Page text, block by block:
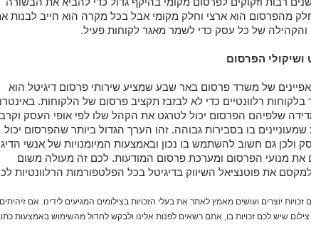
מהפרסום הוא ארצי וחלק מקומי אבל בכל מקרה הוא חייב לבנות
והקהילה של כל עסק כדי לשמר מאגר לקוחות פעיל.
ושיקולי הפרסום
של משרד פרסום באר שבע שמציע שירותי פרסום דיגיטל הוא
רלוונטיים כדי לא לבזבז תקציב פרסום של הלקוחות.
שלפיהם הפרסום יכול לטרגט את הקהל שלו לפי אופי העסק
שמעוניינים בו בסבירות גבוהה. זהו הערך הגדול ביותר שהפרסום יכול
ולכן גם חשוב להשתמש בו נכון ובאמצעות המיומנויות של אנשי
את מנועי הפרסום ומערכת פרסום המודעות. לכם זה מעולה משום
את פוטנציאל השיווק בדיגיטל בכל הפלטפורמות הרלוונטיות
זכויות יוצרים ועושים מאמץ לאתר את בעלי הזכויות בצילומים המגיעים לידינו. אם זיהיתים
צילום שיש לכם זכויות בו, אתם רשאים לפנות אלינו ולבקש לחדול מהשימוש באמצעות